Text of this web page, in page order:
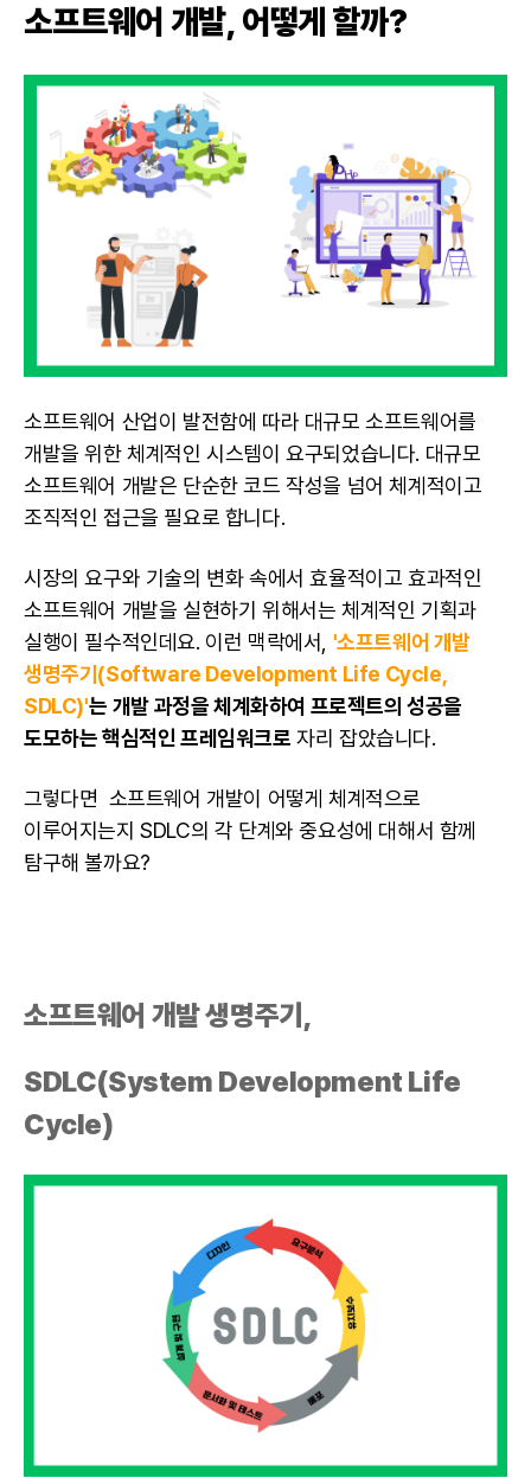
소프트웨어 개발, 어떻게 할까?
소프트웨어 산업이 발전함에 따라 대규모 소프트웨어를
개발을 위한 체계적인 시스템이 요구되었습니다. 대규모
소프트웨어 개발은 단순한 코드 작성을 넘어 체계적이고
조직적인 접근을 필요로 합니다.
시장의 요구와 기술의 변화 속에서 효율적이고 효과적인
소프트웨어 개발을 실현하기 위해서는 체계적인 기획과
실행이 필수적인데요. 이런 맥락에서, '소프트웨어 개발
생명주기(Software Development Life Cycle,
SDLC)'는 개발 과정을 체계화하여 프로젝트의 성공을
도모하는 핵심적인 프레임워크로 자리 잡았습니다.
그렇다면 소프트웨어 개발이 어떻게 체계적으로
이루어지는지 SDLC의 각 단계와 중요성에 대해서 함께
탐구해 볼까요?
소프트웨어 개발 생명주기,
SDLC(System Development Life
Cycle)